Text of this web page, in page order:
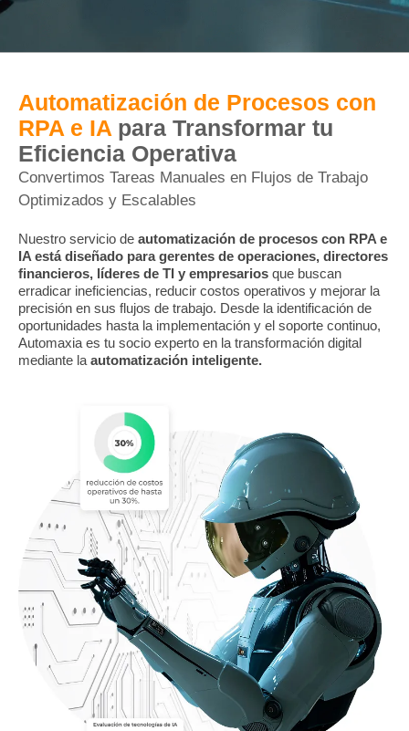
Automatización de Procesos con
RPA e IA para Transformar tu
Eficiencia Operativa
Convertimos Tareas Manuales en Flujos de Trabajo
Optimizados y Escalables
Nuestro servicio de automatización de procesos con RPA e
IA está diseñado para gerentes de operaciones, directores
financieros, líderes de TI y empresarios que buscan
erradicar ineficiencias, reducir costos operativos y mejorar la
precisión en sus flujos de trabajo. Desde la identificación de
oportunidades hasta la implementación y el soporte continuo,
Automaxia es tu socio experto en la transformación digital
mediante la automatización inteligente.